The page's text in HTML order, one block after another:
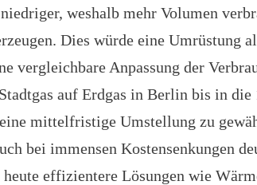
weshalb mehr Volumen
Dies würde eine Umrüstung
vergleichbare Anpassung der
auf Erdgas in Berlin bis in die
mittelfristige Umstellung zu
bei immensen Kostensenkungen
effizientere Lösungen wie